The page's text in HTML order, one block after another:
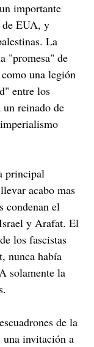
importante
de EUA, y
La
"promesa" de
una legión
entre los
reinado de
principal
acabo mas
condenan el
y Arafat. El
los fascistas
nunca había
solamente la
de la
una invitación a